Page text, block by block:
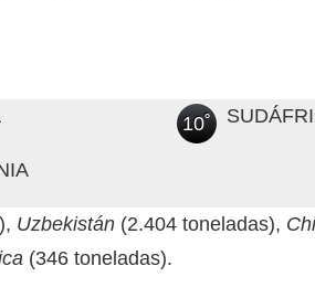
10˚
Uzbekistán (2.404 toneladas),
(346 toneladas).